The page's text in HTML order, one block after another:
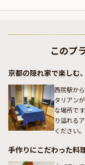
このプ
京都の隠れ家で楽しむ
西院駅か
タリアン
な場所で
り溢れる
ください。
手作りにこだわった料